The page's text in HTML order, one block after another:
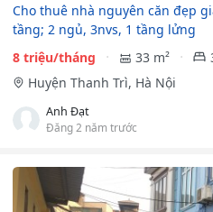
Cho thuê nhà nguyên căn đẹp
tầng; 2 ngủ, 3nvs, 1 tầng lửng
8 triệu/tháng
33 m²
Huyện Thanh Trì, Hà Nội
Anh Đạt
Đăng 2 năm trước